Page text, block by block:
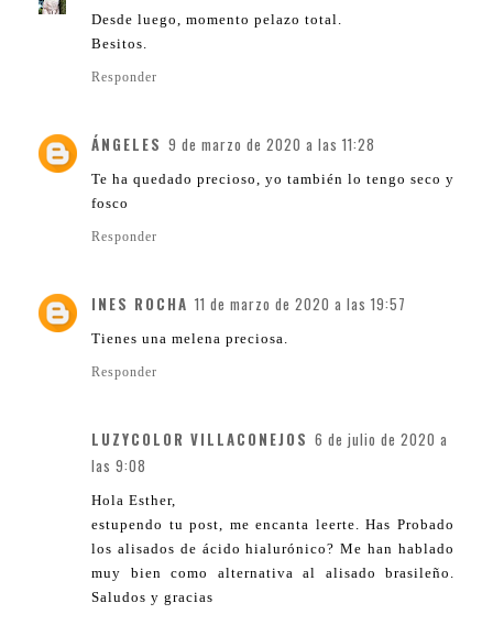
Desde luego, momento pelazo total.
Besitos.
Responder
ÁNGELES 9 de marzo de 2020 a las 11:28
Te ha quedado precioso, yo también lo tengo seco y
fosco
Responder
INES ROCHA 11 de marzo de 2020 a las 19:57
Tienes una melena preciosa.
Responder
LUZYCOLOR VILLACONEJOS 6 de julio de 2020 a
las 9:08
Hola Esther,
estupendo tu post, me encanta leerte. Has Probado
los alisados de ácido hialurónico? Me han hablado
muy bien como alternativa al alisado brasileño.
Saludos y gracias